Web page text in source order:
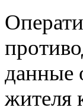
данные
жителя